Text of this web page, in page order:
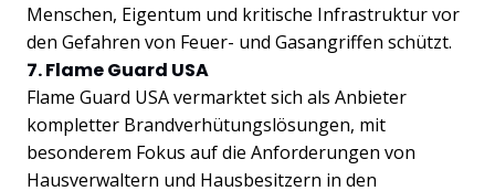
Menschen, Eigentum und kritische Infrastruktur vor
den Gefahren von Feuer- und Gasangriffen schützt.
7. Flame Guard USA
Flame Guard USA vermarktet sich als Anbieter
kompletter Brandverhütungslösungen, mit
besonderem Fokus auf die Anforderungen von
Hausverwaltern und Hausbesitzern in den